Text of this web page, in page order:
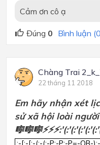
Cảm ơn cô ạ
Đúng 0 Bình luận
Chàng Trai
22 tháng 11 2018
Em hãy nhận xét
sử xã hội loài người
:-[:-[:-(:-(:-P:-P:-P=-